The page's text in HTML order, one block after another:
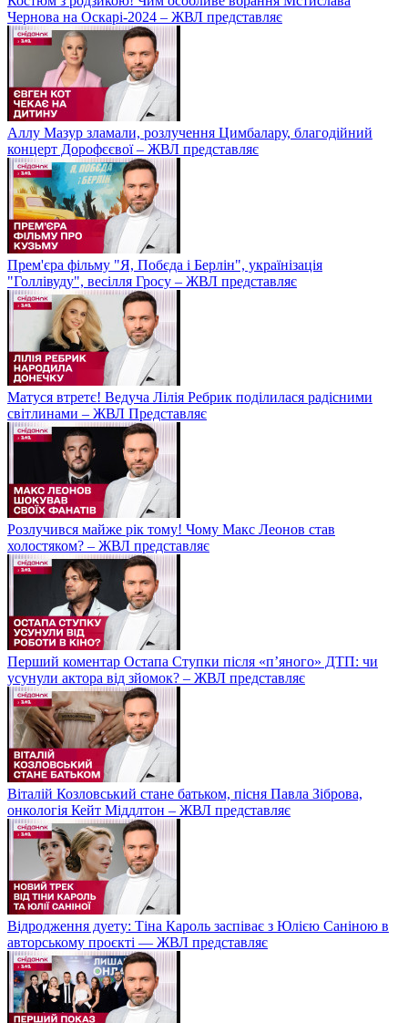
Чернова на Оскарі-2024 – ЖВЛ представляє
Аллу Мазур зламали, розлучення Цимбалару, благодійний
концерт Дорофєєвої – ЖВЛ представляє
Прем'єра фільму "Я, Побєда і Берлін", українізація
"Голлівуду", весілля Гросу – ЖВЛ представляє
Матуся втретє! Ведуча Лілія Ребрик поділилася радісними
світлинами – ЖВЛ Представляє
Розлучився майже рік тому! Чому Макс Леонов став
холостяком? – ЖВЛ представляє
Перший коментар Остапа Ступки після «п’яного» ДТП: чи
усунули актора від зйомок? – ЖВЛ представляє
Віталій Козловський стане батьком, пісня Павла Зіброва,
онкологія Кейт Міддлтон – ЖВЛ представляє
Відродження дуету: Тіна Кароль заспіває з Юлією Саніною в
авторському проєкті — ЖВЛ представляє